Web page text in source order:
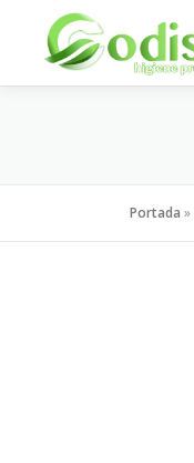
contenido
Portada »